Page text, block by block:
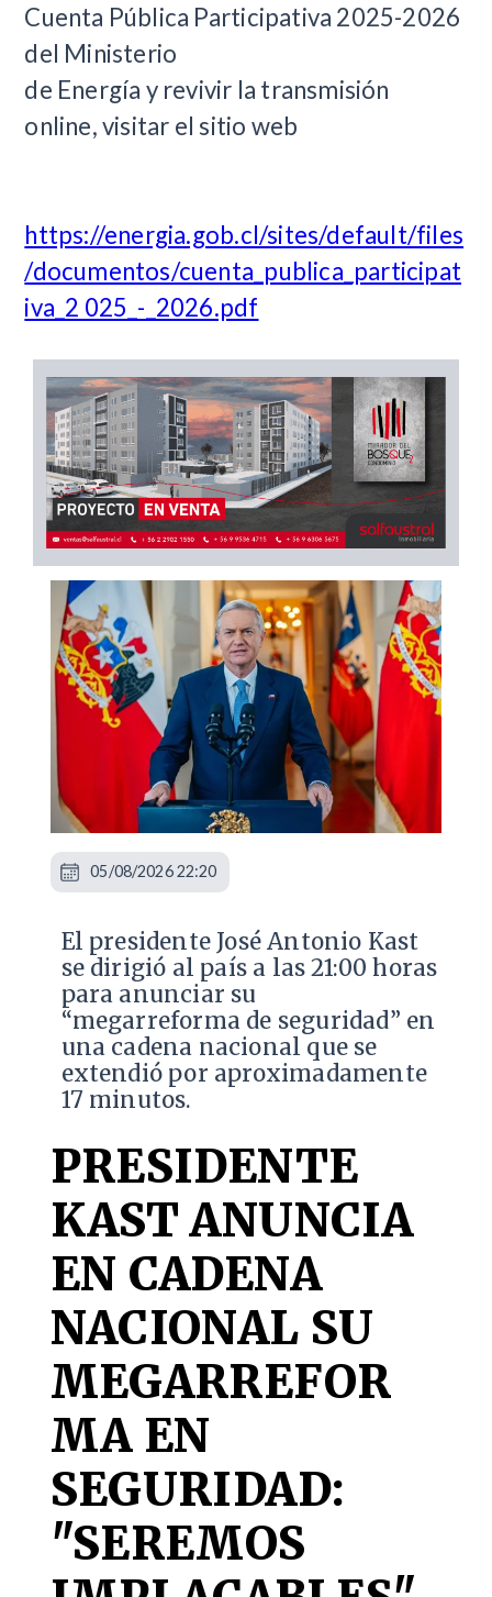
Cuenta Pública Participativa 2025-2026
del Ministerio
de Energía y revivir la transmisión
online, visitar el sitio web
https://energia.gob.cl/sites/default/files
/documentos/cuenta_publica_participat
iva_2 025_-_2026.pdf
El presidente José Antonio Kast
se dirigió al país a las 21:00 horas
para anunciar su
“megarreforma de seguridad” en
una cadena nacional que se
extendió por aproximadamente
17 minutos.
PRESIDENTE
KAST ANUNCIA
EN CADENA
NACIONAL SU
MEGARREFOR
MA EN
SEGURIDAD:
"SEREMOS
05/08/2026 22:20